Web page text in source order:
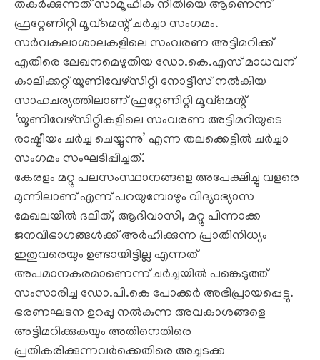
തകർക്കുന്നത് സാമൂഹിക നീതിയെ ആണെന്ന്
ഫ്രറ്റേണിറ്റി മൂവ്മെന്റ് ചർച്ചാ സംഗമം.
സർവകലാശാലകളിലെ സംവരണ അട്ടിമറിക്ക്
എതിരെ ലേഖനമെഴുതിയ ഡോ.കെ.എസ് മാധവന്
കാലിക്കറ്റ് യൂണിവേഴ്‌സിറ്റി നോട്ടീസ് നൽകിയ
സാഹചര്യത്തിലാണ് ഫ്രറ്റേണിറ്റി മൂവ്മെന്റ്
‘യൂണിവേഴ്സിറ്റികളിലെ സംവരണ അട്ടിമറിയുടെ
രാഷ്ട്രീയം ചർച്ച ചെയ്യുന്നു’ എന്ന തലക്കെട്ടിൽ ചർച്ചാ
സംഗമം സംഘടിപ്പിച്ചത്.
കേരളം മറ്റു പലസംസ്ഥാനങ്ങളെ അപേക്ഷിച്ചു വളരെ
മുന്നിലാണ് എന്ന് പറയുമ്പോഴും വിദ്യാഭ്യാസ
മേഖലയിൽ ദലിത്, ആദിവാസി, മറ്റു പിന്നാക്ക
ജനവിഭാഗങ്ങൾക്ക് അർഹിക്കുന്ന പ്രാതിനിധ്യം
ഇതുവരെയും ഉണ്ടായിട്ടില്ല എന്നത്
അപമാനകരമാണെന്ന് ചർച്ചയിൽ പങ്കെടുത്ത്
സംസാരിച്ച ഡോ.പി.കെ പോക്കർ അഭിപ്രായപ്പെട്ടു.
ഭരണഘടന ഉറപ്പു നൽകുന്ന അവകാശങ്ങളെ
അട്ടിമറിക്കുകയും അതിനെതിരെ
പ്രതികരിക്കുന്നവർക്കെതിരെ അച്ചടക്ക